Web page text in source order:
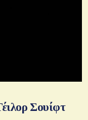
Σουίφτ